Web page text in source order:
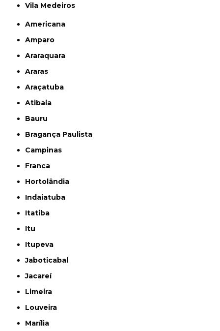
Vila Medeiros
Americana
Amparo
Araraquara
Araras
Araçatuba
Atibaia
Bauru
Bragança Paulista
Campinas
Franca
Hortolândia
Indaiatuba
Itatiba
Itu
Itupeva
Jaboticabal
Jacareí
Limeira
Louveira
Marília